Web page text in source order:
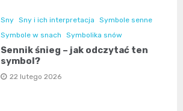
Sny Sny i ich interpretacja
Symbole senne
Symbole w snach
Symbolika snów
Sennik śnieg – jak odczytać ten
symbol?
22 lutego 2026